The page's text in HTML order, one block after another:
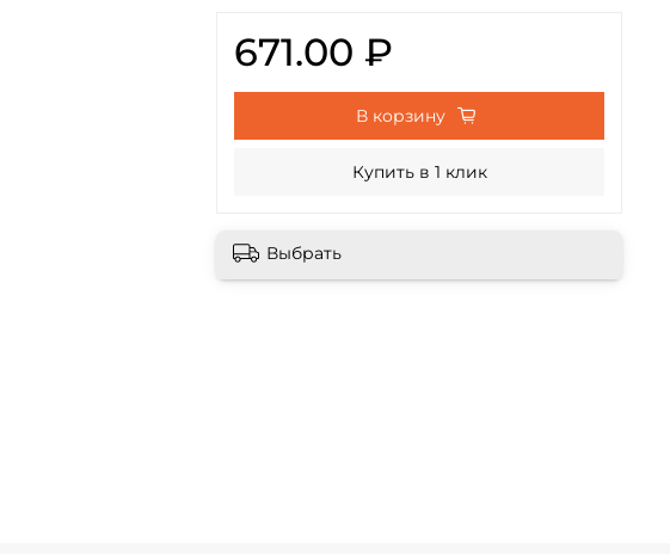
671.00 ₽
В корзину
Купить в 1 клик
Выбрать